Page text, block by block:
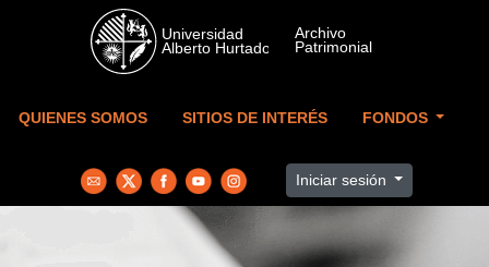
Skip to main content
QUIENES SOMOS SITIOS DE INTERÉS FONDOS
Iniciar sesión